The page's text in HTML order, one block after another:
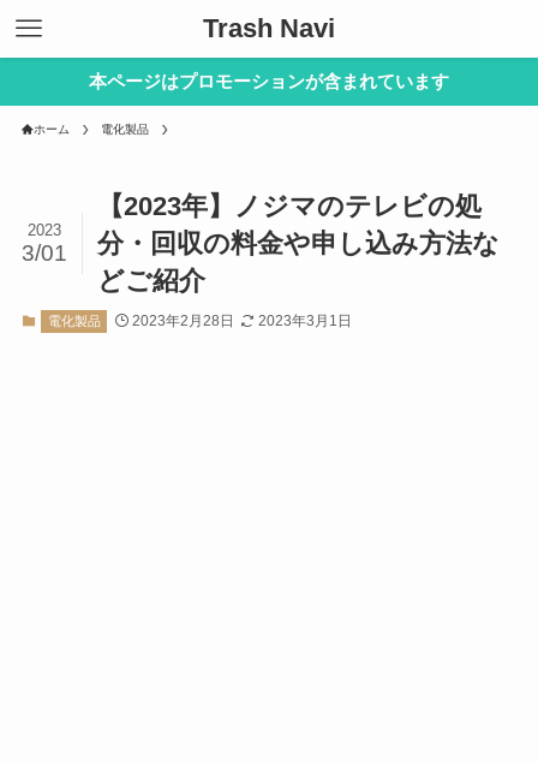
Trash Navi
本ページはプロモーションが含まれています
ホーム 電化製品
【2023年】ノジマのテレビの処
分・回収の料金や申し込み方法な
どご紹介
2023
3/01
電化製品 2023年2月28日 2023年3月1日